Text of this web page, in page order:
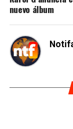
nuevo álbum